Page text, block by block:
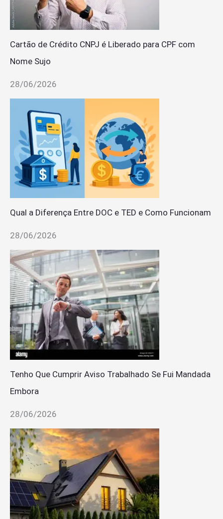
Cartão de Crédito CNPJ é Liberado para CPF com
Nome Sujo
28/06/2026
Qual a Diferença Entre DOC e TED e Como Funcionam
28/06/2026
Tenho Que Cumprir Aviso Trabalhado Se Fui Mandada
Embora
28/06/2026